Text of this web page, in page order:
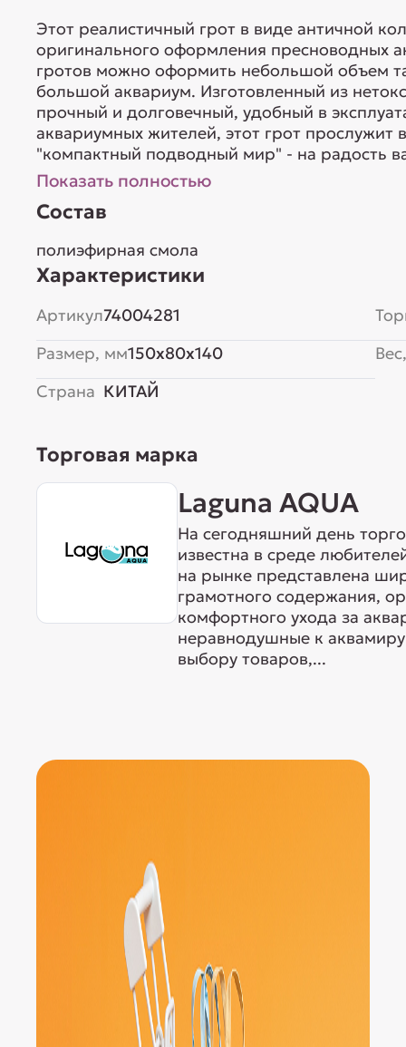
Этот реалистичный грот в виде античной
оригинального оформления пресноводных
гротов можно оформить небольшой объем
большой аквариум. Изготовленный из
прочный и долговечный, удобный в
аквариумных жителей, этот грот
"компактный подводный мир" - на радость
Показать полностью
Состав
полиэфирная смола
Характеристики
Артикул74004281
Размер, мм150x80x140
Страна КИТАЙ
Торговая марка
Laguna AQUA
На сегодняшний день
известна в среде
на рынке представлена
грамотного содержания,
комфортного ухода за
неравнодушные к
выбору товаров,...